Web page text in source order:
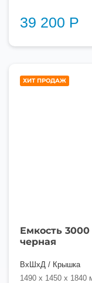
39 200 Р
ХИТ ПРОДАЖ
Емкость
черная
ВхШхД / Крышка
1490 x 1450 x 1840